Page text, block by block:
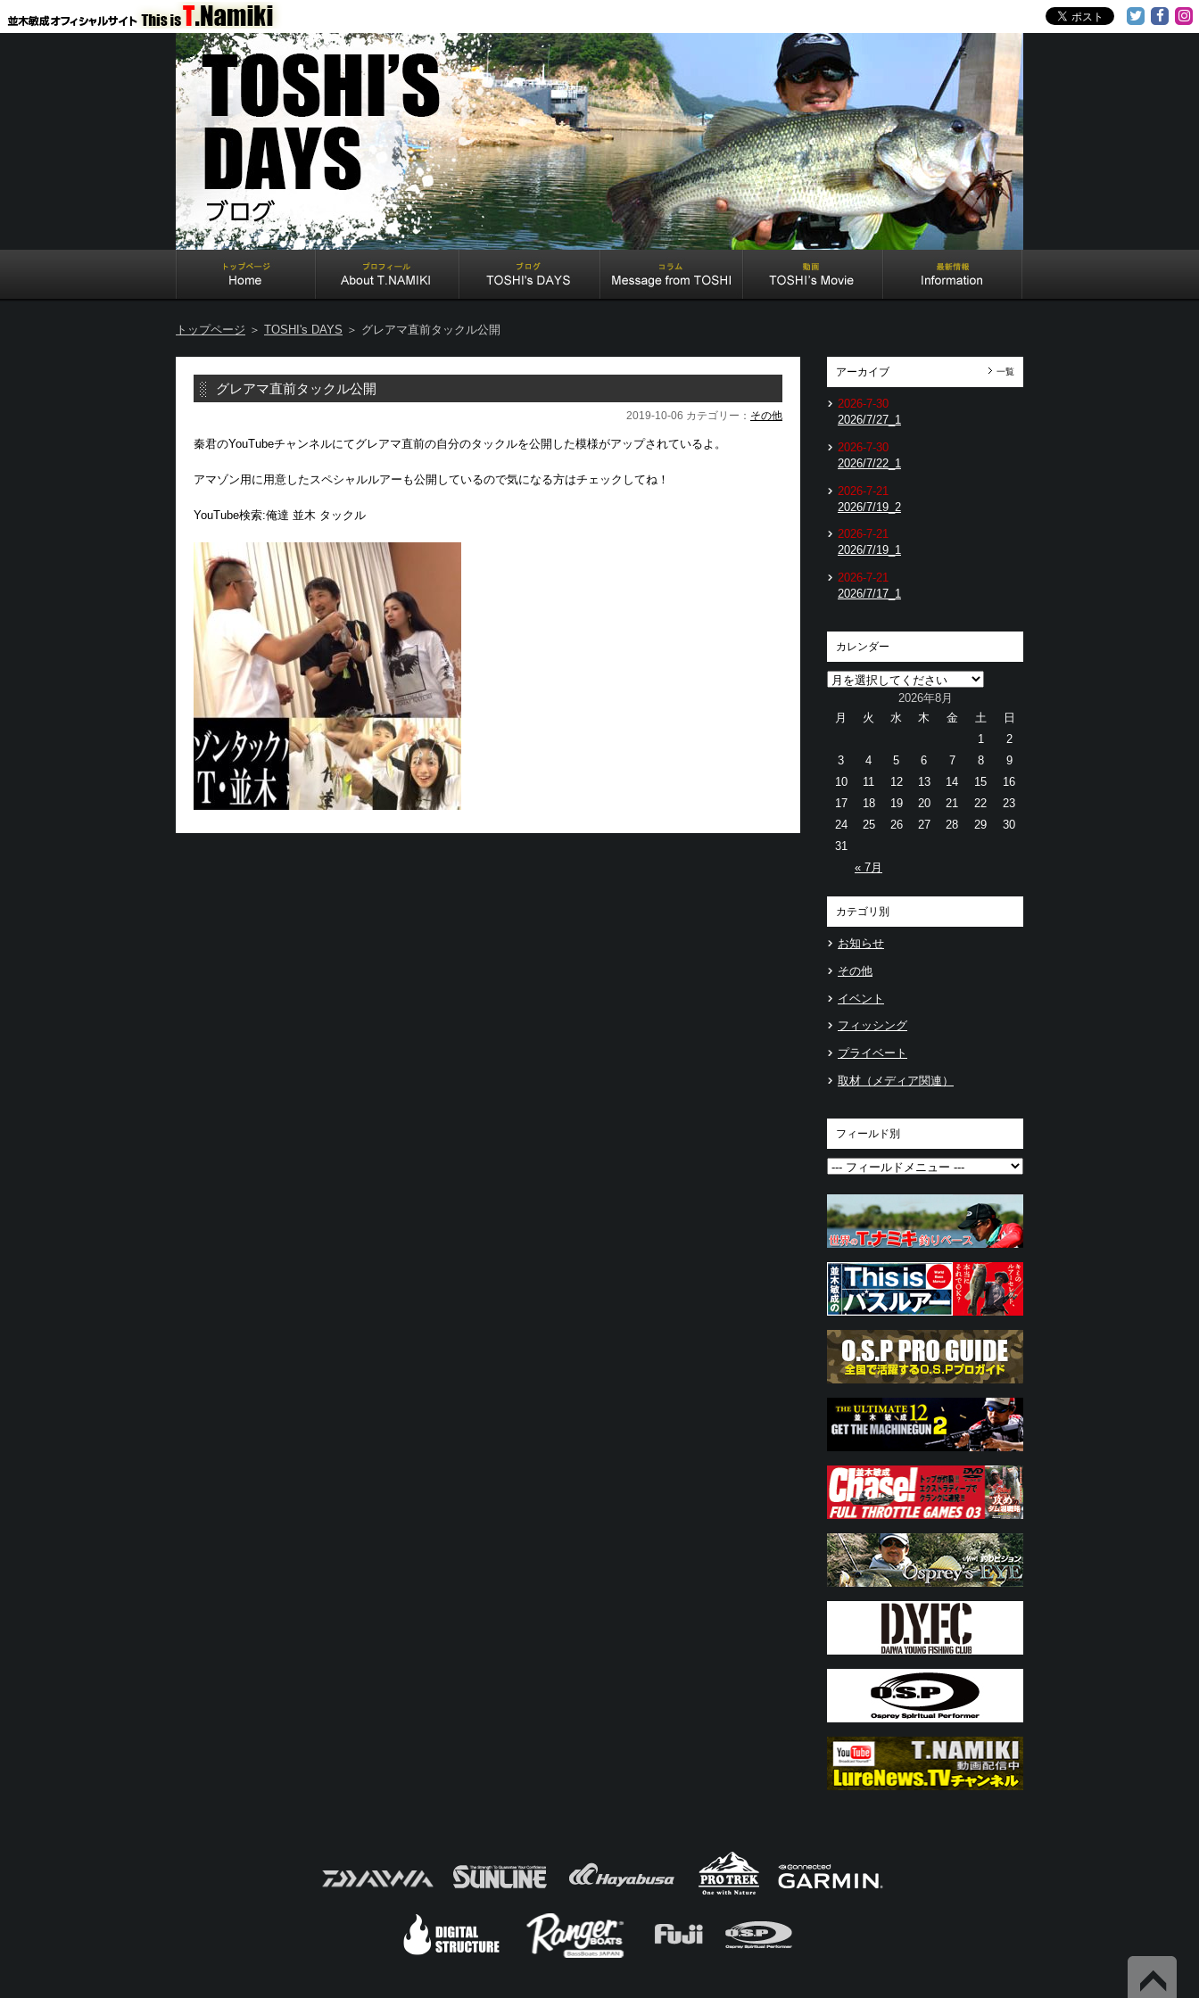
トップページ ＞ TOSHI's DAYS ＞ グレアマ直前タックル公開
グレアマ直前タックル公開
2019-10-06 カテゴリー： その他
秦君のYouTubeチャンネルにてグレアマ直前の自分のタックルを公開‬した模様がアップされているよ。
アマゾン用に用意したスペシャルルアーも公開しているので気になる方はチェックしてね！
YouTube検索:俺達 並木 タックル
アーカイブ 一覧
2026-7-30
2026/7/27_1
2026-7-30
2026/7/22_1
2026-7-21
2026/7/19_2
2026-7-21
2026/7/19_1
2026-7-21
2026/7/17_1
カレンダー
2026年8月
月
火 水 木 金 土 日
« 7月
1
2
3
4 5 6 7 8
9
10
11 12 13 14 15
16
17
18 19 20 21 22
23
24
25 26 27 28 29
30
31
カテゴリ別
お知らせ
その他
イベント
フィッシング
プライベート
取材（メディア関連）
フィールド別